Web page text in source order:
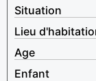
Situation
Lieu
Age
Enfant